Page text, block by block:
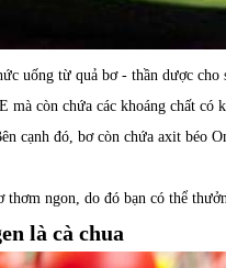
uống từ quả bơ - thần dược cho
mà còn chứa các khoáng chất
cạnh đó, bơ còn chứa axit béo
thơm ngon, do đó bạn có thể
là cà chua